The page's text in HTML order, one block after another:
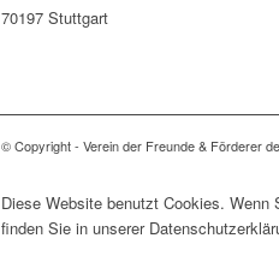
70197 Stuttgart
© Copyright - Verein der Freunde & Förderer
Diese Website benutzt Cookies.
finden Sie in unserer